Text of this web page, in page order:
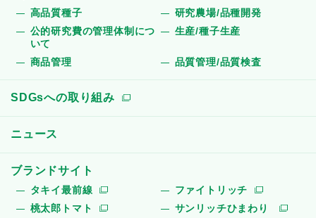
高品質種子
研究農場/品種開発
公的研究費の管理体制につ
いて
生産/種子生産
商品管理 品質管理/品質検査
SDGsへの取り組み
ニュース
ブランドサイト
タキイ最前線
ファイトリッチ
桃太郎トマト
サンリッチひまわり